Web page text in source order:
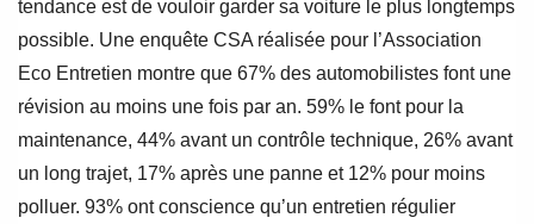
tendance est de vouloir garder sa voiture le plus longtemps
possible. Une enquête CSA réalisée pour l’Association
Eco Entretien montre que 67% des automobilistes font une
révision au moins une fois par an. 59% le font pour la
maintenance, 44% avant un contrôle technique, 26% avant
un long trajet, 17% après une panne et 12% pour moins
polluer. 93% ont conscience qu’un entretien régulier